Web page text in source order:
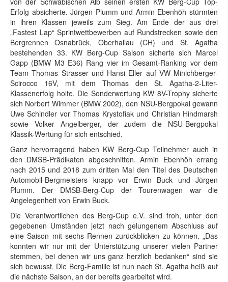
Erfolg absicherte. Jürgen Plumm und Armin Ebenhöh stürmten
in ihren Klassen jeweils zum Sieg. Am Ende der aus drei
„Fastest Lap“ Sprintwettbewerben auf Rundstrecken sowie den
Bergrennen Osnabrück, Oberhallau (CH) und St. Agatha
bestehenden 33. KW Berg-Cup Saison sicherte sich Marcel
Gapp (BMW M3 E36) Rang vier im Gesamt-Ranking vor dem
Team Thomas Strasser und Hansi Eller auf VW Minichberger-
Scirocco 16V, mit dem Thomas den St. Agatha-2-Liter-
Klassenerfolg holte. Die Sonderwertung KW 8V-Trophy sicherte
sich Norbert Wimmer (BMW 2002), den NSU-Bergpokal gewann
Uwe Schindler vor Thomas Krystofiak und Christian Hindmarsh
sowie Volker Angelberger, der zudem die NSU-Bergpokal
Klassik-Wertung für sich entschied.
Ganz hervorragend haben KW Berg-Cup Teilnehmer auch in
den DMSB-Prädikaten abgeschnitten. Armin Ebenhöh errang
nach 2015 und 2018 zum dritten Mal den Titel des Deutschen
Automobil-Bergmeisters knapp vor Erwin Buck und Jürgen
Plumm. Der DMSB-Berg-Cup der Tourenwagen war die
Angelegenheit von Erwin Buck.
Die Verantwortlichen des Berg-Cup e.V. sind froh, unter den
gegebenen Umständen jetzt nach gelungenem Abschluss auf
eine Saison mit sechs Rennen zurückblicken zu können. „Das
konnten wir nur mit der Unterstützung unserer vielen Partner
stemmen, bei denen wir uns ganz herzlich bedanken“ sind sie
sich bewusst. Die Berg-Familie ist nun nach St. Agatha heiß auf
die nächste Saison, an der bereits gearbeitet wird.